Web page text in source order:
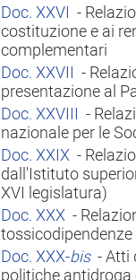
Doc. XXVI
-
costituzione e ai
complementari
Doc. XXVII
-
presentazione al
Doc. XXVIII
-
nazionale per le
Doc. XXIX -
dall'Istituto
XVI legislatura)
Doc. XXX -
Doc. XXX-bis - Atti
politiche antidroga